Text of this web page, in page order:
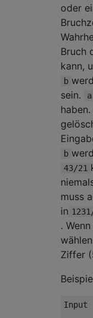
oder
Bruch
kann,
b
sein.
a
b
43/21
muss
in
.
Ziffer
Input